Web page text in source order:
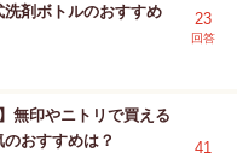
剤ボトルのおすすめ
23
回答
無印やニトリで買える
おすすめは？
41